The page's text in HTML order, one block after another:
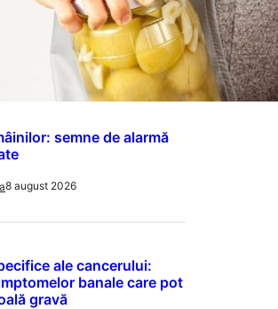
semne de alarmă
8 august 2026
ale cancerului:
banale care pot
gravă